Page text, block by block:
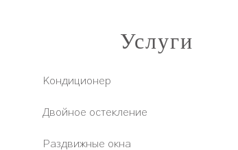
Услуги
Кондиционер
Двойное остекление
Раздвижные окна